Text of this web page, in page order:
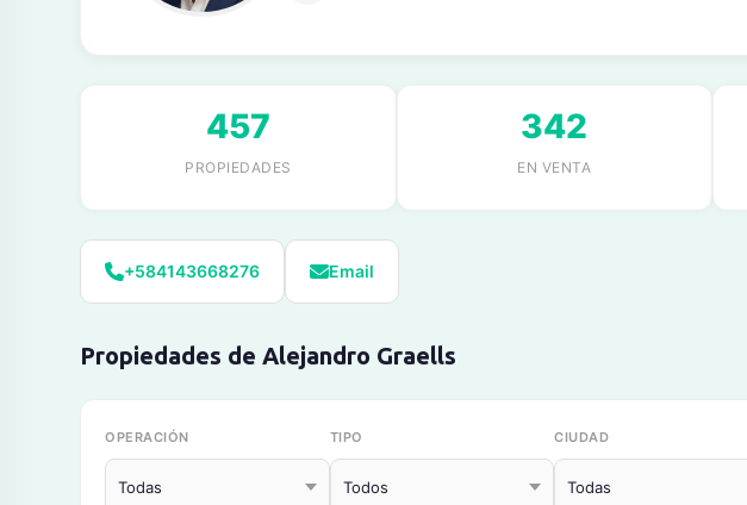
457
PROPIEDADES
342
EN VENTA
+584143668276 Email
Propiedades de Alejandro Graells
OPERACIÓN TIPO CIUDAD